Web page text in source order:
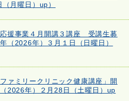
月曜日）up）
援事業４月開講３講座 受講生募
（2026年）３月１日（日曜日）
ァミリークリニック健康講座」開
2026年）２月28日（土曜日）up